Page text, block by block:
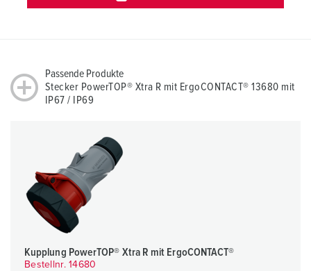
Passende Produkte
Stecker PowerTOP® Xtra R mit ErgoCONTACT® 13680 mit
IP67 / IP69
Kupplung PowerTOP® Xtra R mit ErgoCONTACT®
Bestellnr. 14680